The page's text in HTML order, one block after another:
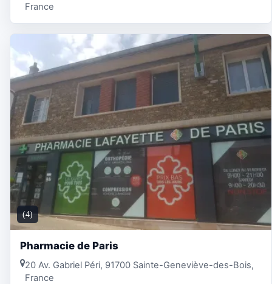
France
(4)
Pharmacie de Paris
20 Av. Gabriel Péri, 91700 Sainte-Geneviève-des-Bois,
France